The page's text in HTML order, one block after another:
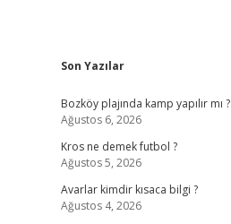
Sidebar
Son Yazılar
Bozköy plajında kamp yapılır mı ?
Ağustos 6, 2026
Kros ne demek futbol ?
Ağustos 5, 2026
Avarlar kimdir kısaca bilgi ?
Ağustos 4, 2026